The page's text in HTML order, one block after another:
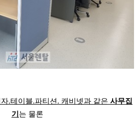
.테이블.파티션. 캐비넷과 같은 사무집
기 는 물론